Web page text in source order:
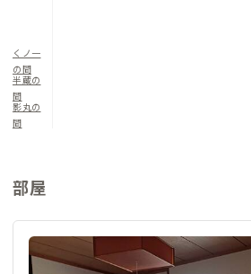
くノ一
の間
半蔵の
間
影丸の
間
部屋